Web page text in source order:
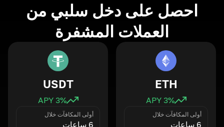
احصل على دخل سلبي من
العملات المشفرة
ETH
3% APY
أولى المكافآت خلال
6 ساعات
USDT
3% APY
أولى المكافآت خلال
6 ساعات